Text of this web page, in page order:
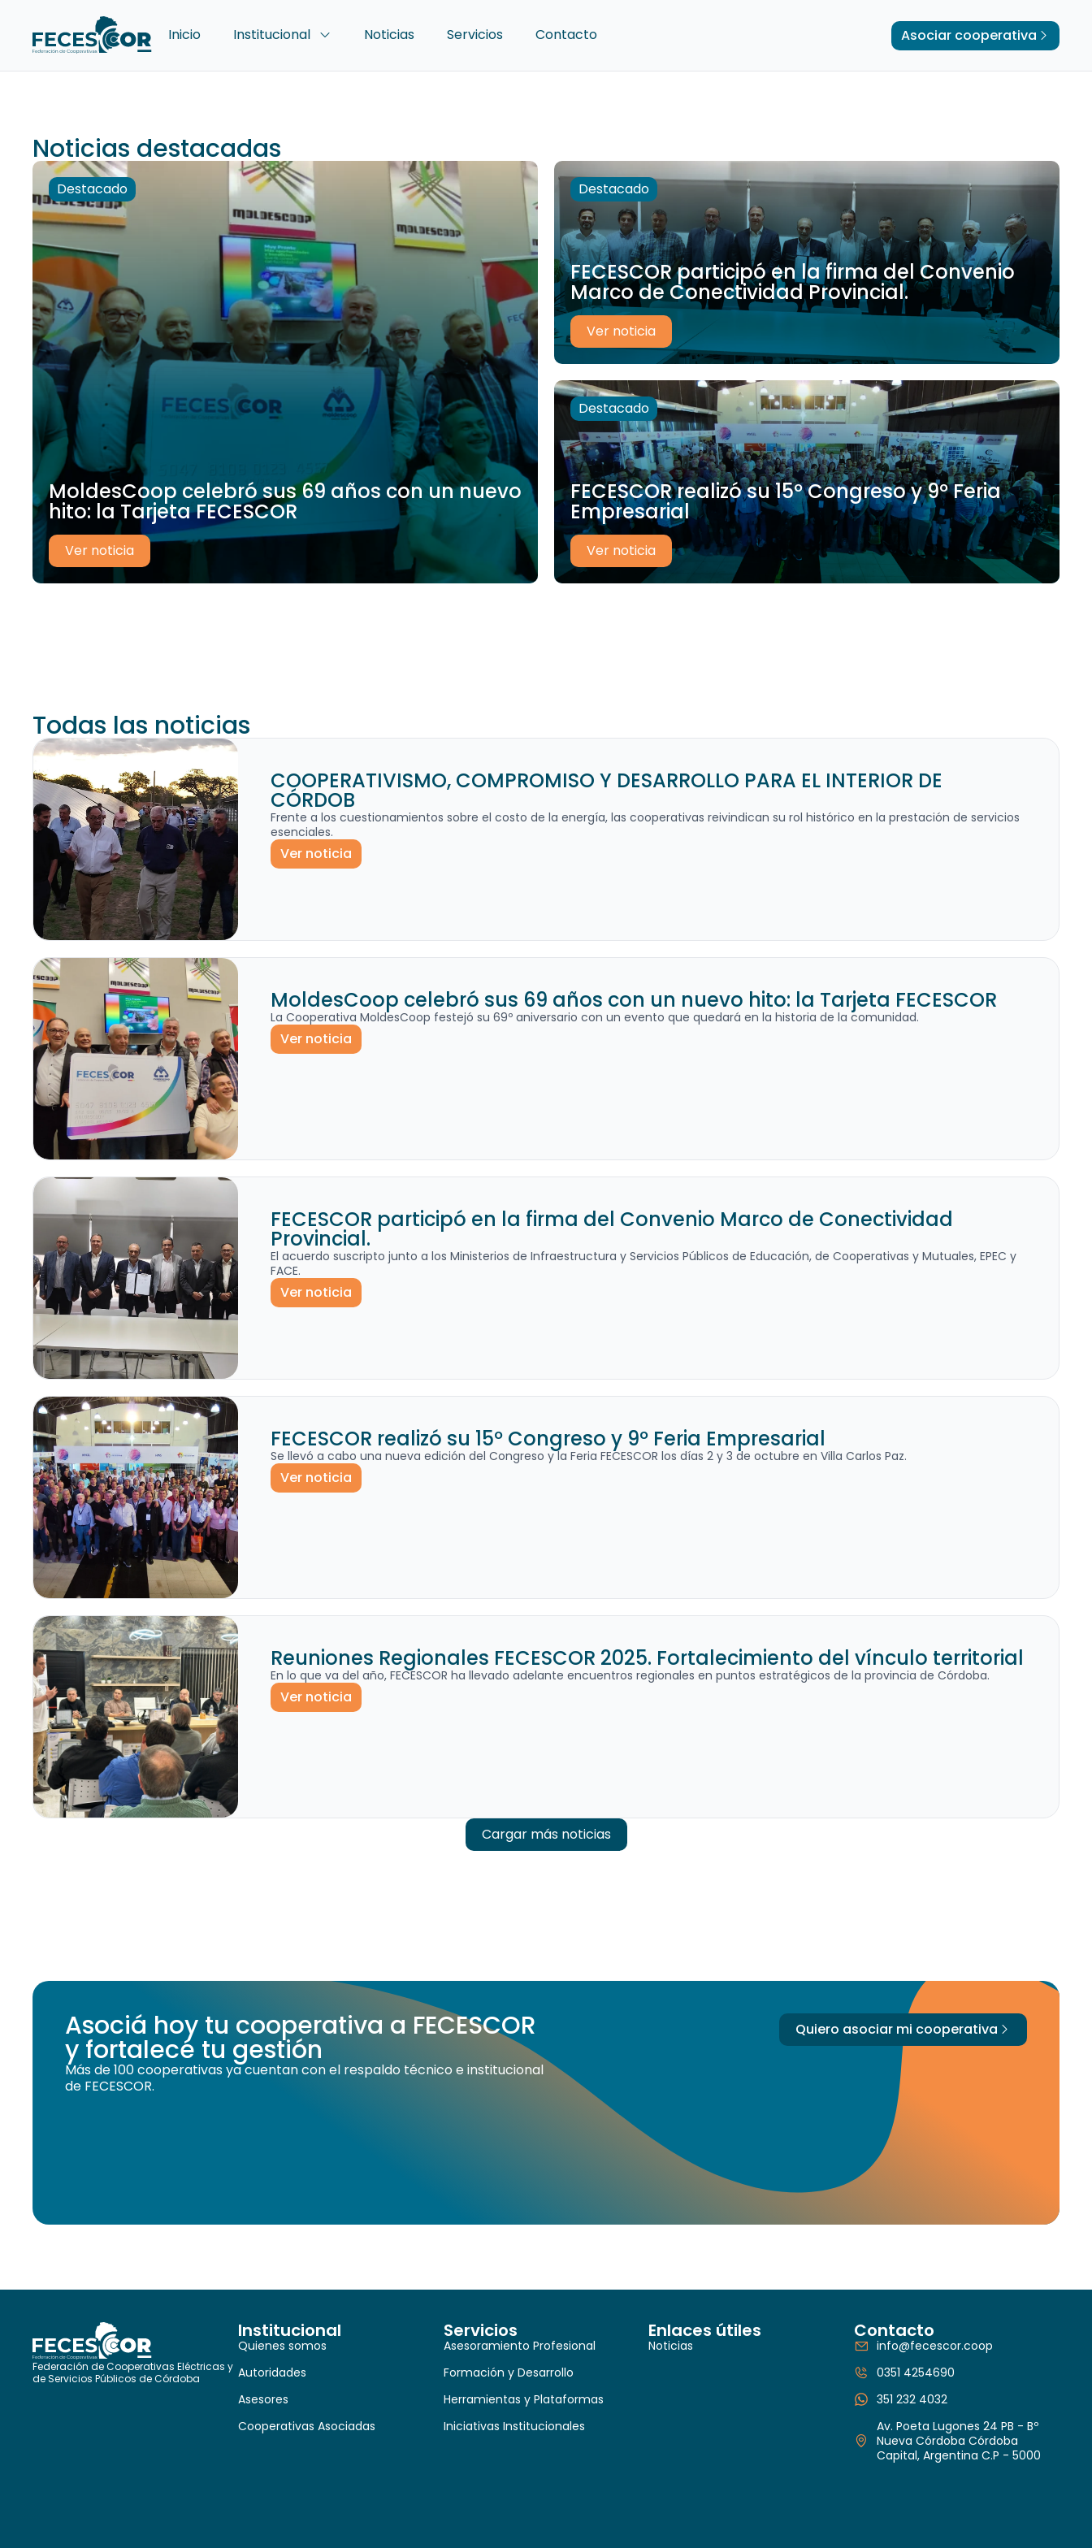
Inicio Institucional Noticias Servicios Contacto Asociar cooperativa
Noticias destacadas
MoldesCoop celebró sus 69 años con un nuevo
hito: la Tarjeta FECESCOR
Ver noticia
Destacado
FECESCOR participó en la firma del Convenio
Marco de Conectividad Provincial.
Ver noticia
Destacado
FECESCOR realizó su 15º Congreso y 9º Feria
Empresarial
Ver noticia
Destacado
Todas las noticias
COOPERATIVISMO, COMPROMISO Y DESARROLLO PARA EL INTERIOR DE
CÓRDOB
Frente a los cuestionamientos sobre el costo de la energía, las cooperativas reivindican su rol histórico en la prestación de servicios
esenciales.
Ver noticia
MoldesCoop celebró sus 69 años con un nuevo hito: la Tarjeta FECESCOR
La Cooperativa MoldesCoop festejó su 69º aniversario con un evento que quedará en la historia de la comunidad.
Ver noticia
FECESCOR participó en la firma del Convenio Marco de Conectividad
Provincial.
El acuerdo suscripto junto a los Ministerios de Infraestructura y Servicios Públicos de Educación, de Cooperativas y Mutuales, EPEC y
FACE.
Ver noticia
FECESCOR realizó su 15º Congreso y 9º Feria Empresarial
Se llevó a cabo una nueva edición del Congreso y la Feria FECESCOR los días 2 y 3 de octubre en Villa Carlos Paz.
Ver noticia
Reuniones Regionales FECESCOR 2025. Fortalecimiento del vínculo territorial
En lo que va del año, FECESCOR ha llevado adelante encuentros regionales en puntos estratégicos de la provincia de Córdoba.
Ver noticia
Cargar más noticias
Asociá hoy tu cooperativa a FECESCOR
y fortalecé tu gestión
Más de 100 cooperativas ya cuentan con el respaldo técnico e institucional
de FECESCOR.
Quiero asociar mi cooperativa
Federación de Cooperativas Eléctricas y
de Servicios Públicos de Córdoba
Institucional
Quienes somos
Autoridades
Asesores
Cooperativas Asociadas
Servicios
Asesoramiento Profesional
Formación y Desarrollo
Herramientas y Plataformas
Iniciativas Institucionales
Enlaces útiles
Noticias
Contacto
info@fecescor.coop
0351 4254690
351 232 4032
Av. Poeta Lugones 24 PB - Bº
Nueva Córdoba Córdoba
Capital, Argentina C.P - 5000